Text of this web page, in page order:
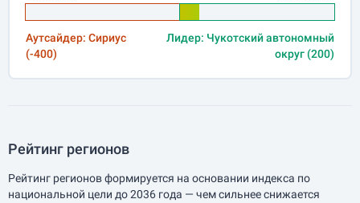
Аутсайдер: Сириус
(-400)
Лидер: Чукотский автономный
округ (200)
Рейтинг регионов
Рейтинг регионов формируется на основании индекса по
национальной цели до 2036 года — чем сильнее снижается